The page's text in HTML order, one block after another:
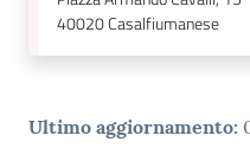
40020Casalfiumanese
Ultimo aggiornamento: